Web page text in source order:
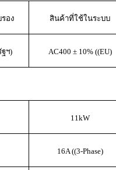
อง สินค้าที่ใช้ในระบบ
ฯ) AC400 ± 10% ((EU)
11kW
16A ((3-Phase)